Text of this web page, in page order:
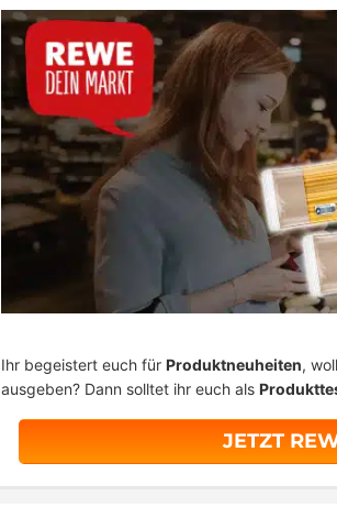
Ihr begeistert euch für Produktneuheiten,
ausgeben? Dann solltet ihr euch als
JETZT